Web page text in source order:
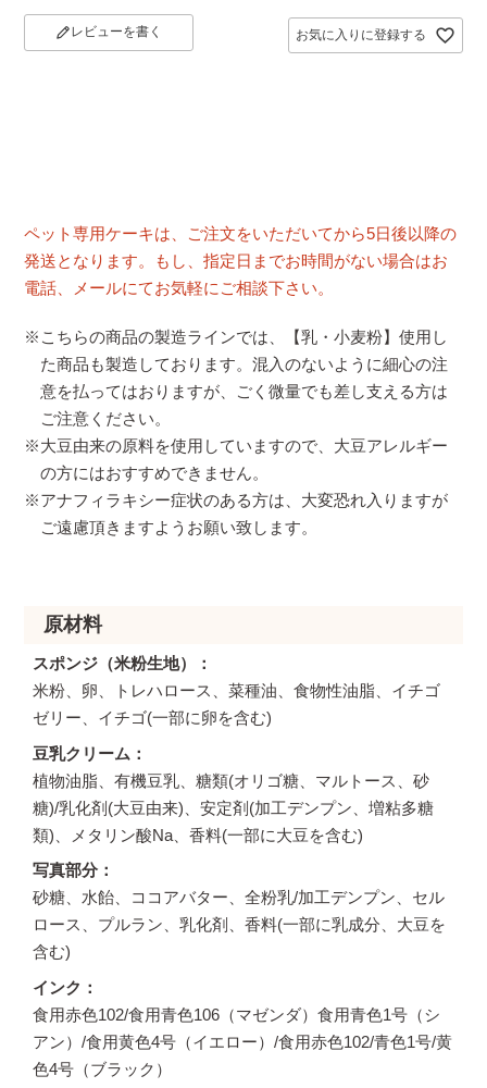
お気に入りに登録する
レビューを書く
ペット専用ケーキは、ご注文をいただいてから5日後以降の
発送となります。もし、指定日までお時間がない場合はお
電話、メールにてお気軽にご相談下さい。
※こちらの商品の製造ラインでは、【乳・小麦粉】使用し
た商品も製造しております。混入のないように細心の注
意を払ってはおりますが、ごく微量でも差し支える方は
ご注意ください。
※大豆由来の原料を使用していますので、大豆アレルギー
の方にはおすすめできません。
※アナフィラキシー症状のある方は、大変恐れ入りますが
ご遠慮頂きますようお願い致します。
原材料
スポンジ（米粉生地）
米粉、卵、トレハロース、菜種油、食物性油脂、イチゴ
ゼリー、イチゴ(一部に卵を含む)
豆乳クリーム
植物油脂、有機豆乳、糖類(オリゴ糖、マルトース、砂
糖)/乳化剤(大豆由来)、安定剤(加工デンプン、増粘多糖
類)、メタリン酸Na、香料(一部に大豆を含む)
写真部分
砂糖、水飴、ココアバター、全粉乳/加工デンプン、セル
ロース、プルラン、乳化剤、香料(一部に乳成分、大豆を
含む)
インク
食用赤色102/食用青色106（マゼンダ）食用青色1号（シ
アン）/食用黄色4号（イエロー）/食用赤色102/青色1号/黄
色4号（ブラック）